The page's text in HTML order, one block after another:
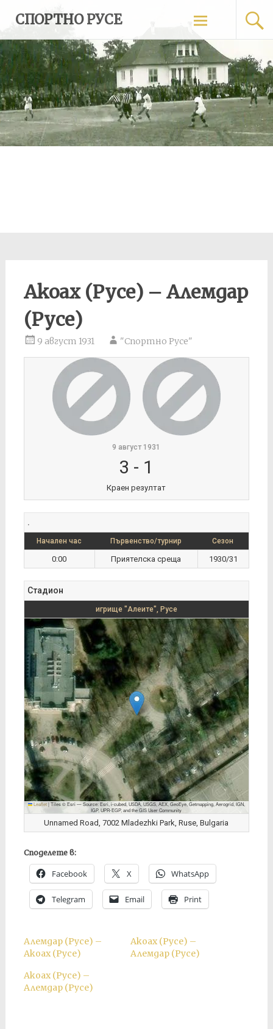
content
СПОРТНО РУСЕ
Акоах (Русе) – Алемдар
(Русе)
9 август 1931 "Спортно Русе"
9 август 1931
3 - 1
Краен резултат
.
Начален час Първенство/турнир Сезон
0:00 Приятелска среща 1930/31
Стадион
игрище "Алеите", Русе
Leaflet |Tiles © Esri — Source: Esri, i-cubed, USDA, USGS, AEX, GeoEye, Getmapping, Aerogrid, IGN,
IGP, UPR-EGP, and the GIS User Community
Unnamed Road, 7002 Mladezhki Park, Ruse, Bulgaria
Споделете в:
Facebook X WhatsApp
Telegram Email Print
Алемдар (Русе) –
Акоах (Русе)
Акоах (Русе) –
Алемдар (Русе)
Акоах (Русе) –
Алемдар (Русе)